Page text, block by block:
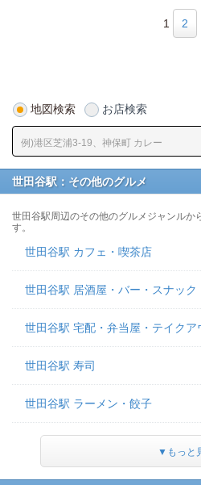
1 2
地図検索 お店検索
世田谷駅：その他のグルメ
世田谷駅周辺のその他のグルメジャンルか
す。
世田谷駅 カフェ・喫茶店
世田谷駅 居酒屋・バー・スナック
世田谷駅 宅配・弁当屋・テイクア
世田谷駅 寿司
世田谷駅 ラーメン・餃子
▼もっと